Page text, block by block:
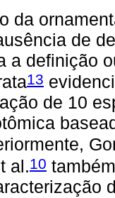
da
de
a definição
13
de 10
al.10